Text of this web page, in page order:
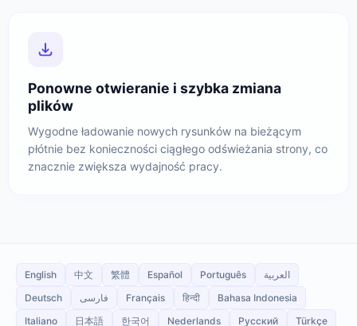
Ponowne otwieranie i szybka zmiana
plików
Wygodne ładowanie nowych rysunków na bieżącym
płótnie bez konieczności ciągłego odświeżania strony, co
znacznie zwiększa wydajność pracy.
English 中文 繁體 Español Português
العربية
Deutsch
فارسی Français हिन्दी
Bahasa Indonesia
Italiano
日本語 한국어 Nederlands Русский Türkçe